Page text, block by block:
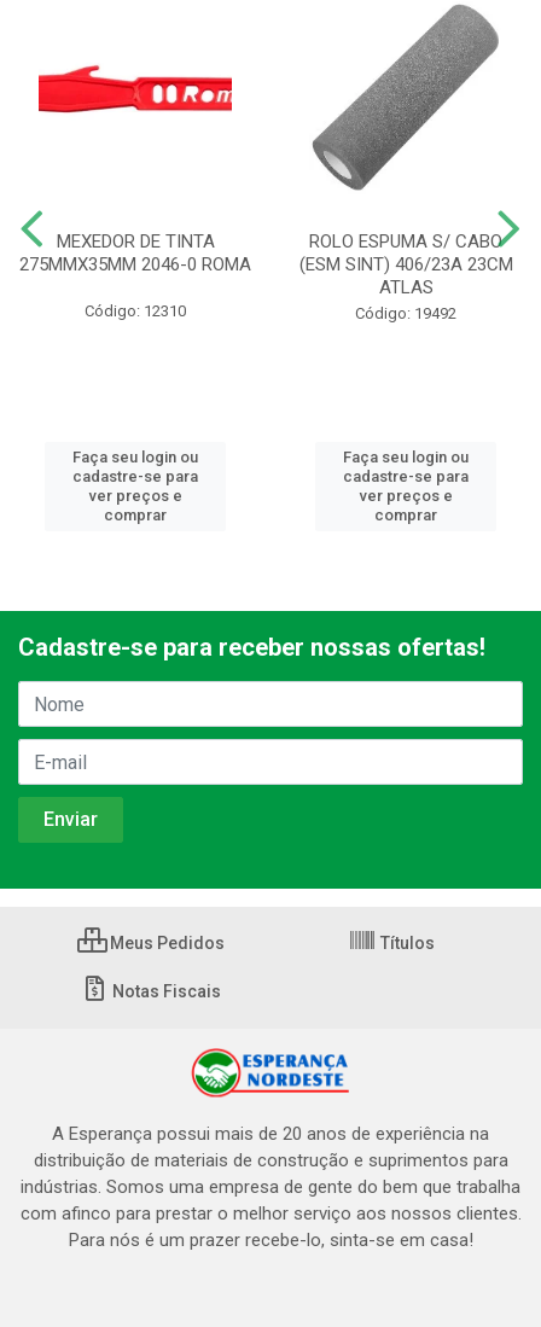
MEXEDOR DE TINTA
275MMX35MM 2046-0 ROMA
Código: 12310
Faça seu login ou
cadastre-se para
ver preços e
comprar
ROLO ESPUMA S/ CABO
(ESM SINT) 406/23A 23CM
ATLAS
Código: 19492
Faça seu login ou
cadastre-se para
ver preços e
comprar
Cadastre-se para receber nossas ofertas!
Meus Pedidos Títulos
Notas Fiscais
A Esperança possui mais de 20 anos de experiência na
distribuição de materiais de construção e suprimentos para
indústrias. Somos uma empresa de gente do bem que trabalha
com afinco para prestar o melhor serviço aos nossos clientes.
Para nós é um prazer recebe-lo, sinta-se em casa!